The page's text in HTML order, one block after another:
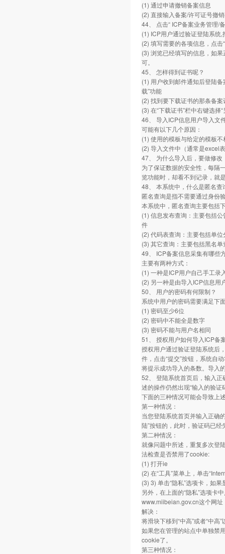
(1) 通过申请撤销备案信息
(2) 直接输入备案/许可证号撤
44、 点击“ ICP备案业务管理/
(1) ICP用户通过验证登陆系统,
(2) 填写需要的各项信息，点击
(3) 浏览已经填写的信息，如果
可。
45、 怎样得到证书呢？
(1) 用户收到邮件通知后登陆
载”功能
(2) 找到要下载证书的那条备案
(3) 在“下载证书”栏中右键选
46、 导入ICP信息用户导入文
可能有以下几个原因：
(1) 使用的模板与给定的模板不
(2) 导入文件中（通常是excel
47、 为什么导入后，要做修改
为了保证数据的安全性，每隔
览功能时，却看不到记录，就
48、 本系统中，什么是匿名
匿名查询是指不需要通过身份
本系统中，匿名查询主要包括
(1) 信息发布查询：主要包括
件
(2) 代码表查询：主要包括单
(3) 其它查询：主要包括黑名
49、 ICP备案信息采集有哪些
主要有两种方式：
(1) 一种是ICP用户自己手工录
(2) 另一种是由导入ICP信息用
50、 用户的密码有何限制？
系统中用户的密码需要满足下
(1) 密码至少6位
(2) 密码中不能全是数字
(3) 密码不能与用户名相同
51、 授权用户如何导入ICP备
授权用户通过验证登陆系统后
件，点击“提交”按钮，系统自
将提示成功导入的条数。导入
52、 登陆系统首页后，输入正
述的操作仍然出现“输入的验
下面的三种情况可能会导致上
第一种情况：
当您登陆系统首页并输入正确
陆”按钮的，此时，验证码已
第二种情况：
就像问题中所述，重复多次登
法检查是否禁用了cookie:
(1) 打开ie
(2) 在“工具”菜单上，单击
(3) 3) 单击“隐私”选项卡，如
另外，在上面的“隐私”选项卡
www.miibeian.gov.cn这个网
解决：
将滑块下移到“中高”或者“中
如果您在管理的站点中单独禁
cookie了。
第三种情况：